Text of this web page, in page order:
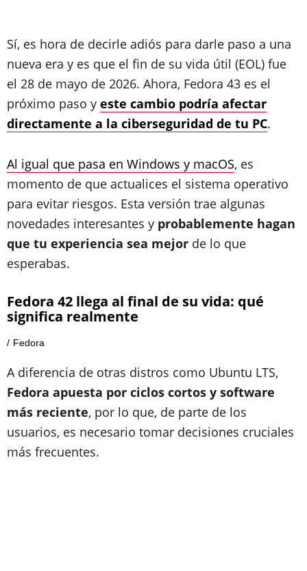
Sí, es hora de decirle adiós para darle paso a una
nueva era y es que el fin de su vida útil (EOL) fue
el 28 de mayo de 2026. Ahora, Fedora 43 es el
próximo paso y este cambio podría afectar
directamente a la ciberseguridad de tu PC.
Al igual que pasa en Windows y macOS, es
momento de que actualices el sistema operativo
para evitar riesgos. Esta versión trae algunas
novedades interesantes y probablemente hagan
que tu experiencia sea mejor de lo que
esperabas.
Fedora 42 llega al final de su vida: qué
significa realmente
Fedora
A diferencia de otras distros como Ubuntu LTS,
Fedora apuesta por ciclos cortos y software
más reciente, por lo que, de parte de los
usuarios, es necesario tomar decisiones cruciales
más frecuentes.